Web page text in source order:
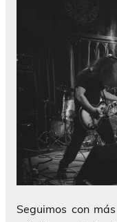
Seguimos con